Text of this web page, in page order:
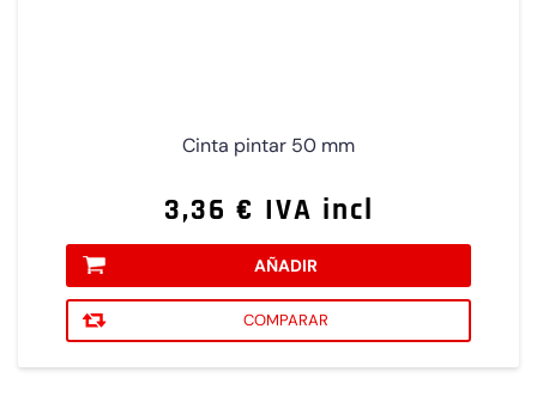
Cinta pintar 50 mm
3,36 € IVA incl
AÑADIR
COMPARAR